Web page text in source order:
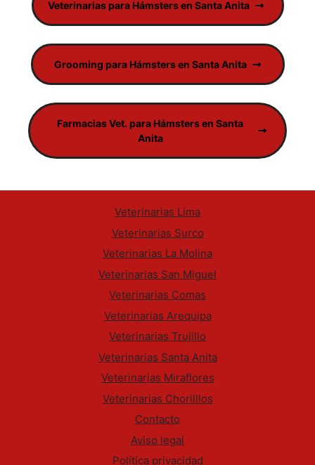
Veterinarias para Hámsters en Santa Anita
Grooming para Hámsters en Santa Anita
Farmacias Vet. para Hámsters en Santa
Anita
Veterinarias Lima
Veterinarias Surco
Veterinarias La Molina
Veterinarias San Miguel
Veterinarias Comas
Veterinarias Arequipa
Veterinarias Trujillo
Veterinarias Santa Anita
Veterinarias Miraflores
Veterinarias Chorilllos
Contacto
Aviso legal
Política privacidad